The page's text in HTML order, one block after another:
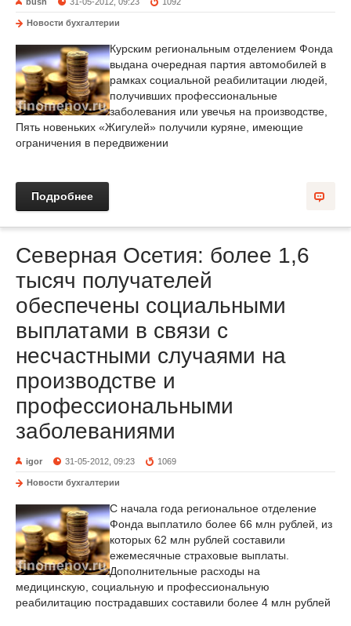
Новости бухгалтерии
Курским региональным отделением Фонда
выдана очередная партия автомобилей в
рамках социальной реабилитации людей,
получивших профессиональные
заболевания или увечья на производстве,
Пять новеньких «Жигулей» получили куряне, имеющие
ограничения в передвижении
Подробнее
Северная Осетия: более 1,6
тысяч получателей
обеспечены социальными
выплатами в связи с
несчастными случаями на
производстве и
профессиональными
заболеваниями
igor 31-05-2012, 09:23 1069
Новости бухгалтерии
С начала года региональное отделение
Фонда выплатило более 66 млн рублей, из
которых 62 млн рублей составили
ежемесячные страховые выплаты.
Дополнительные расходы на
медицинскую, социальную и профессиональную
реабилитацию пострадавших составили более 4 млн рублей